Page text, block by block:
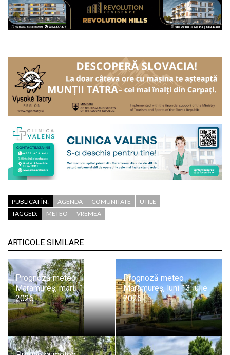
PUBLICAT ÎN: AGENDA COMUNITATE
UTILE
TAGGED:
METEO VREMEA
ARTICOLE SIMILARE
Prognoză meteo
Maramureș, marți 14 iulie
2026
Prognoză meteo
Maramureș, luni 13 iulie
2026